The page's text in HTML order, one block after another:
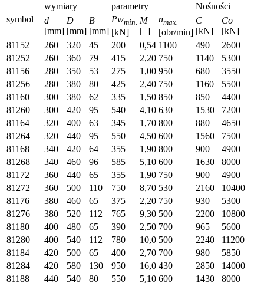
symbol
wymiary parametry
Nośności
d
[mm]
D
[mm]
B
[mm]
Pwmin.
[kN]
M
[–]
nmax.
[obr/min]
C
[kN]
Co
[kN]
81152
260 320 45 200 0,54 1100 490
2600
81252
260 360 79 415 2,20 750 1140
5300
81156
280 350 53 275 1,00 950 680
3550
81256
280 380 80 425 2,40 750 1160
5500
81160
300 380 62 335 1,50 850 850
4400
81260
300 420 95 540 4,10 630 1530
7200
81164
320 400 63 345 1,70 800 880
4650
81264
320 440 95 550 4,50 600 1560
7500
81168
340 420 64 355 1,90 800 900
4900
81268
340 460 96 585 5,10 600 1630
8000
81172
360 440 65 355 1,90 750 900
4900
81272
360 500 110 750 8,70 530 2160
10400
81176
380 460 65 375 2,20 750 930
5300
81276
380 520 112 765 9,30 500 2200
10800
81180
400 480 65 390 2,50 700 965
5600
81280
400 540 112 780 10,0 500 2240
11200
81184
420 500 65 400 2,70 700 980
5850
81284
420 580 130 950 16,0 430 2850
14000
81188
440 540 80 550 5,10 600 1430 8000